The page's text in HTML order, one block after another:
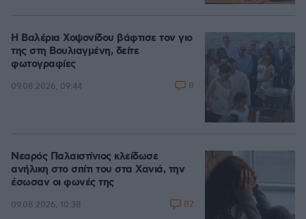
Η Βαλέρια Χοψονίδου βάφτισε τον γιο
της στη Βουλιαγμένη, δείτε
φωτογραφίες
09.08.2026, 09:44 8
Νεαρός Παλαιστίνιος κλείδωσε
ανήλικη στο σπίτι του στα Χανιά, την
έσωσαν οι φωνές της
09.08.2026, 10:38 82